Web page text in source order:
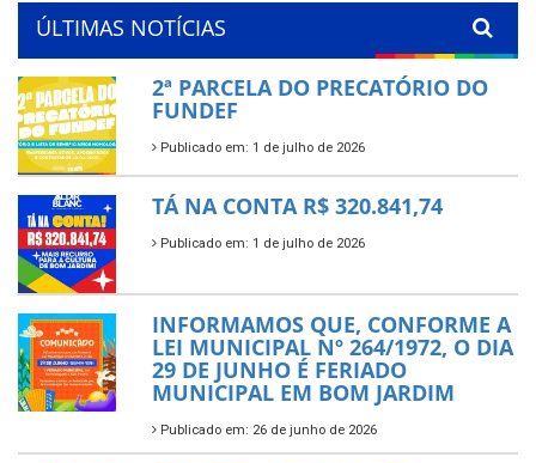
ÚLTIMAS NOTÍCIAS
2ª PARCELA DO PRECATÓRIO DO
FUNDEF
Publicado em: 1 de julho de 2026
TÁ NA CONTA R$ 320.841,74
Publicado em: 1 de julho de 2026
INFORMAMOS QUE, CONFORME A
LEI MUNICIPAL Nº 264/1972, O DIA
29 DE JUNHO É FERIADO
MUNICIPAL EM BOM JARDIM
Publicado em: 26 de junho de 2026